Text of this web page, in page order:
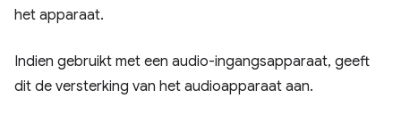
het apparaat.
Indien gebruikt met een audio-ingangsapparaat, geeft
dit de versterking van het audioapparaat aan.